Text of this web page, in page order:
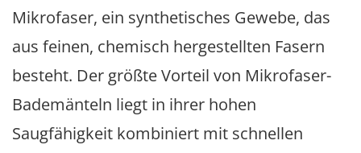
Mikrofaser, ein synthetisches Gewebe, das
aus feinen, chemisch hergestellten Fasern
besteht. Der größte Vorteil von Mikrofaser-
Bademänteln liegt in ihrer hohen
Saugfähigkeit kombiniert mit schnellen